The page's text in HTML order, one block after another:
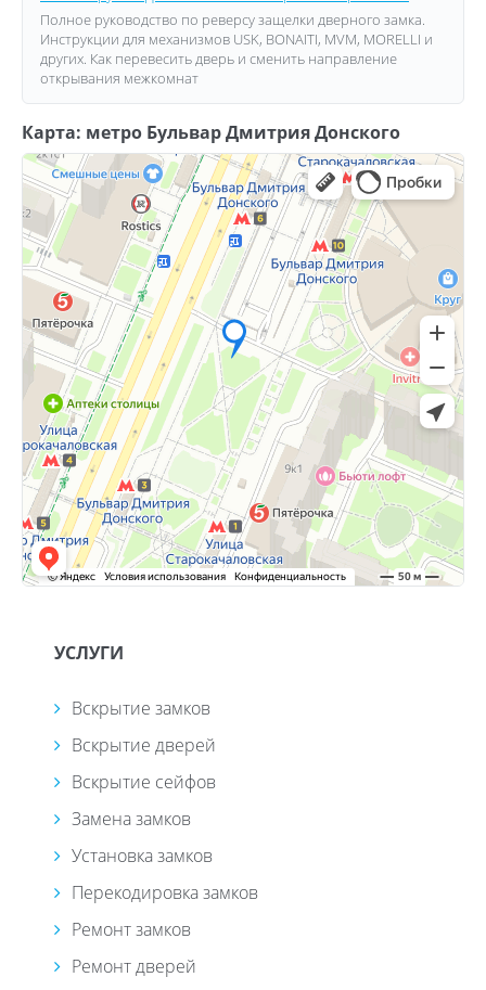
Полное руководство по реверсу защелки дверного замка.
Инструкции для механизмов USK, BONAITI, MVM, MORELLI и
других. Как перевесить дверь и сменить направление
открывания межкомнат
Карта: метро Бульвар Дмитрия Донского
УСЛУГИ
Вскрытие замков
Вскрытие дверей
Вскрытие сейфов
Замена замков
Установка замков
Перекодировка замков
Ремонт замков
Ремонт дверей